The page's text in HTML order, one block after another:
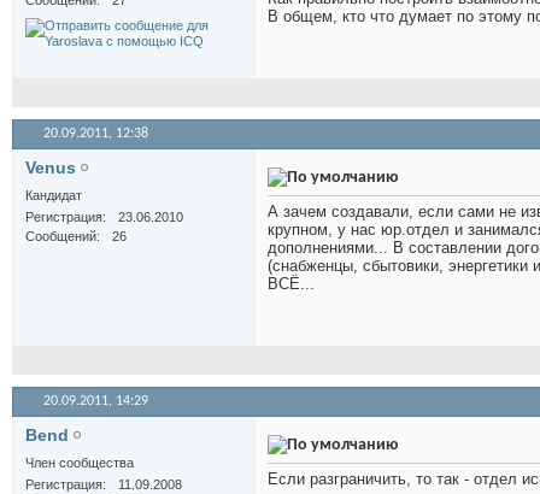
В общем, кто что думает по этому
20.09.2011, 12:38
Venus
Кандидат
Регистрация
23.06.2010
Сообщений
26
А зачем создавали, если сами не
крупном, у нас юр.отдел и
дополнениями... В составлении
(снабженцы, сбытовики, энергетики
ВСЁ...
20.09.2011, 14:29
Bend
Член сообщества
Регистрация
11.09.2008
Если разграничить, то так - отдел